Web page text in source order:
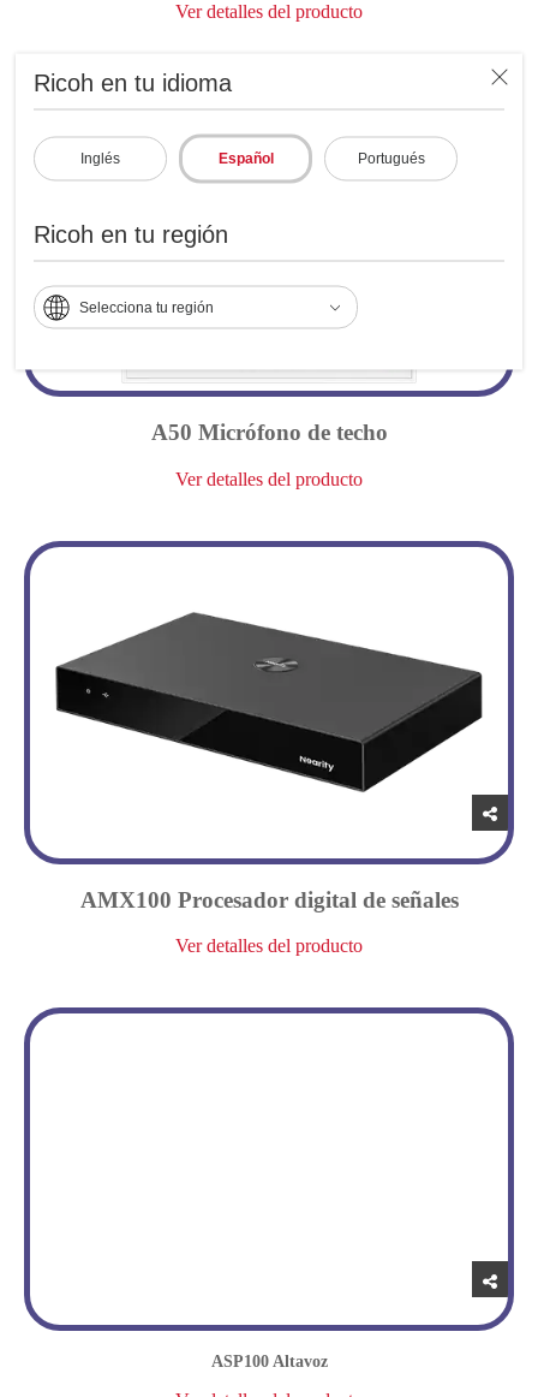
Ricoh en tu idioma
Inglés Español Portugués
Ricoh en tu región
Selecciona tu región
Ver detalles del producto
A50 Micrófono de techo
Ver detalles del producto
AMX100 Procesador digital de señales
Ver detalles del producto
ASP100 Altavoz